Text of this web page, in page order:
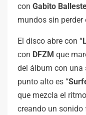
con Gabito
mundos sin perder
El disco abre con “
con DFZM que
del álbum con una
punto alto es “
que mezcla el
creando un sonido